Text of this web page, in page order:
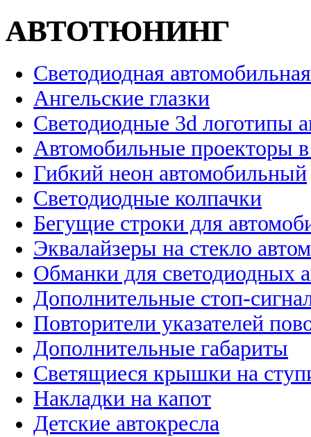
АВТОТЮНИНГ
Светодиодная
Ангельские глазки
Светодиодные 3d логотипы
Автомобильные проекторы
Гибкий неон автомобильный
Светодиодные колпачки
Бегущие строки для
Эквалайзеры на стекло
Обманки для светодиодных
Дополнительные стоп-
Повторители указателей
Дополнительные габариты
Светящиеся крышки на
Накладки на капот
Детские автокресла